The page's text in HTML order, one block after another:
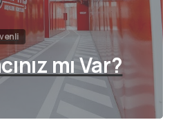
mı Var?